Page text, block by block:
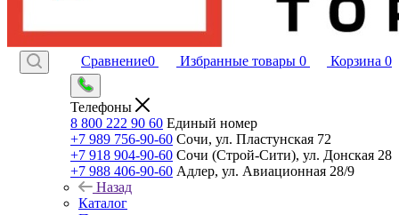
Сравнение0 Избранные товары 0 Корзина 0
Телефоны
8 800 222 90 60 Единый номер
+7 989 756-90-60 Сочи, ул. Пластунская 72
+7 918 904-90-60 Сочи (Строй-Сити), ул. Донская 28
+7 988 406-90-60 Адлер, ул. Авиационная 28/9
Назад
Каталог